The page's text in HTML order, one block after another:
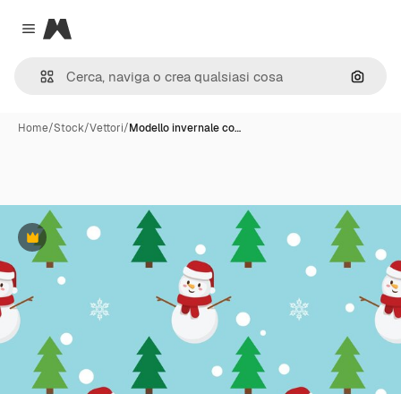
Close menu
Magnific
Cerca
Home/Stock/Vettori/Modello invernale co…
Premium